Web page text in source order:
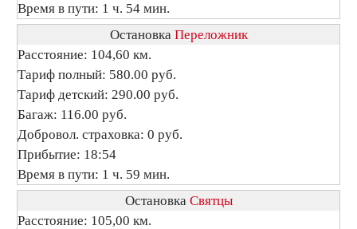
Время в пути: 1 ч. 54 мин.
Остановка Переложник
Расстояние: 104,60 км.
Тариф полный: 580.00 руб.
Тариф детский: 290.00 руб.
Багаж: 116.00 руб.
Добровол. страховка: 0 руб.
Прибытие: 18:54
Время в пути: 1 ч. 59 мин.
Остановка Святцы
Расстояние: 105,00 км.